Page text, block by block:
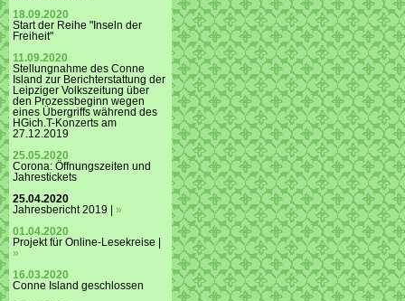
18.09.2020
Start der Reihe "Inseln der
Freiheit"
11.09.2020
Stellungnahme des Conne
Island zur Berichterstattung der
Leipziger Volkszeitung über
den Prozessbeginn wegen
eines Übergriffs während des
HGich.T-Konzerts am
27.12.2019
25.05.2020
Corona: Öffnungszeiten und
Jahrestickets
25.04.2020
Jahresbericht 2019 | »
01.04.2020
Projekt für Online-Lesekreise |
»
16.03.2020
Conne Island geschlossen